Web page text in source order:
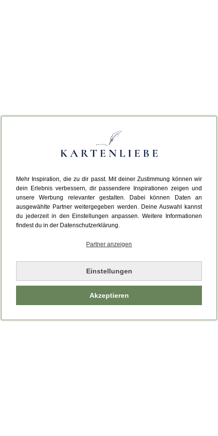
Mehr Inspiration, die zu dir passt. Mit deiner Zustimmung können wir
dein Erlebnis verbessern, dir passendere Inspirationen zeigen und
unsere Werbung relevanter gestalten. Dabei können Daten an
ausgewählte Partner weitergegeben werden. Deine Auswahl kannst
du jederzeit in den Einstellungen anpassen. Weitere Informationen
findest du in der Datenschutzerklärung.
Partner anzeigen
Einstellungen
Akzeptieren